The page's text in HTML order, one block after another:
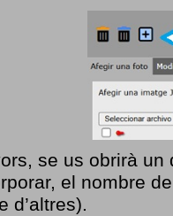
se us obrirà
el nombre
d’altres).